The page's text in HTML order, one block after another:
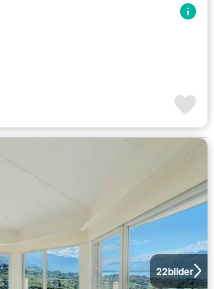
22bilder